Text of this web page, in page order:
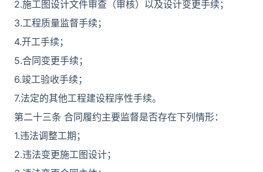
2.施工图设计文件审查（审核）以及设计变更手续；
3.工程质量监督手续；
4.开工手续；
5.合同变更手续；
6.竣工验收手续；
7.法定的其他工程建设程序性手续。
第二十三条 合同履约主要监督是否存在下列情形：
1.违法调整工期；
2.违法变更施工图设计；